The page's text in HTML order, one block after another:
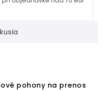
pohony na prenos